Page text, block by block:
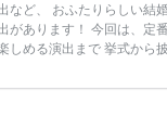
など、 おふたりらしい結
があります！ 今回は、定
しめる演出まで 挙式から
グ♡ 【7月はとっても豪